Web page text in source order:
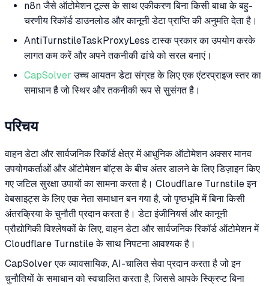
n8n जैसे ऑटोमेशन टूल्स के साथ एकीकरण बिना किसी बाधा के बहु-
चरणीय रिकॉर्ड डाउनलोड और कानूनी डेटा प्राप्ति की अनुमति देता है।
AntiTurnstileTaskProxyLess टास्क प्रकार का उपयोग करके
लागत कम करें और अपने तकनीकी ढांचे को सरल बनाएं।
CapSolver उच्च आयतन डेटा संग्रह के लिए एक एंटरप्राइज स्तर का
समाधान है जो स्थिर और तकनीकी रूप से सुसंगत है।
परिचय
वाहन डेटा और सार्वजनिक रिकॉर्ड क्षेत्र में आधुनिक ऑटोमेशन अक्सर मानव
उपयोगकर्ताओं और ऑटोमेशन बॉट्स के बीच अंतर डालने के लिए डिज़ाइन किए
गए जटिल सुरक्षा उपायों का सामना करता है। Cloudflare Turnstile इन
वेबसाइट्स के लिए एक नेता समाधान बन गया है, जो पृष्ठभूमि में बिना किसी
अंतरक्रिया के चुनौती प्रदान करता है। डेटा इंजीनियर्स और कानूनी
प्रौद्योगिकी विश्लेषकों के लिए, वाहन डेटा और सार्वजनिक रिकॉर्ड ऑटोमेशन में
Cloudflare Turnstile के साथ निपटना आवश्यक है।
CapSolver एक व्यावसायिक, AI-चालित सेवा प्रदान करता है जो इन
चुनौतियों के समाधान को स्वचालित करता है, जिससे आपके स्क्रिप्ट बिना